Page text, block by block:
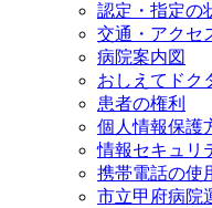
認定・指定の
交通・アクセ
病院案内図
おしえてドク
患者の権利
個人情報保護
情報セキュリ
携帯電話の使
市立甲府病院